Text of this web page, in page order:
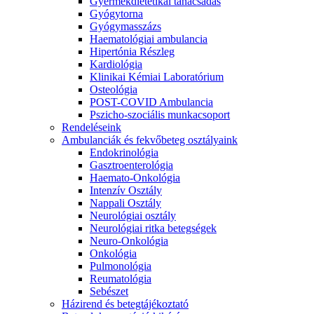
Gyógytorna
Gyógymasszázs
Haematológiai ambulancia
Hipertónia Részleg
Kardiológia
Klinikai Kémiai Laboratórium
Osteológia
POST-COVID Ambulancia
Pszicho-szociális munkacsoport
Rendeléseink
Ambulanciák és fekvőbeteg osztályaink
Endokrinológia
Gasztroenterológia
Haemato-Onkológia
Intenzív Osztály
Nappali Osztály
Neurológiai osztály
Neurológiai ritka betegségek
Neuro-Onkológia
Onkológia
Pulmonológia
Reumatológia
Sebészet
Házirend és betegtájékoztató